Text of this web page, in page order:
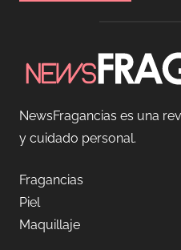
NewsFragancias es una
y cuidado personal.
Fragancias
Piel
Maquillaje